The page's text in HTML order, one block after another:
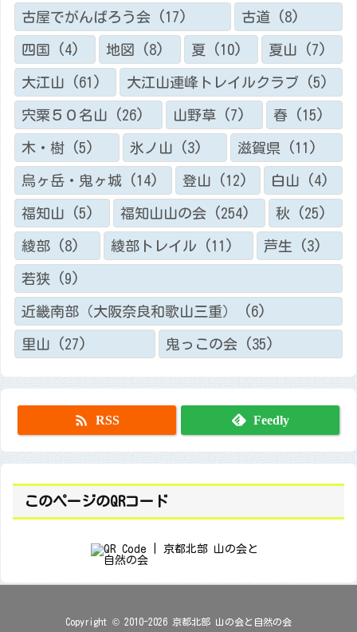
古屋でがんばろう会 (17) 古道(8)
四国 (4) 地図 (8) 夏(10) 夏山 (7)
大江山 (61) 大江山連峰トレイルクラブ (5)
宍粟５０名山 (26) 山野草(7) 春 (15)
木・樹 (5) 氷ノ山 (3) 滋賀県 (11)
烏ヶ岳・鬼ヶ城 (14) 登山 (12) 白山 (4)
福知山 (5) 福知山山の会(254) 秋 (25)
綾部 (8) 綾部トレイル (11) 芦生 (3)
若狭 (9)
近畿南部（大阪奈良和歌山三重） (6)
里山 (27) 鬼っこの会 (35)
 RSS Feedly
このページのQRコード
Copyright © 2010-2026 京都北部 山の会と自然の会